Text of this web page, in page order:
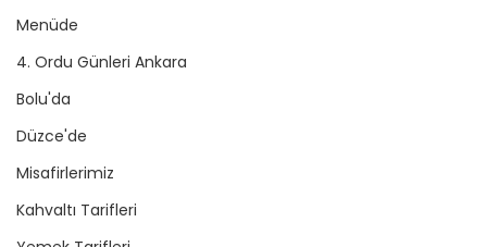
Menüde
4. Ordu Günleri Ankara
Bolu'da
Düzce'de
Misafirlerimiz
Kahvaltı Tarifleri